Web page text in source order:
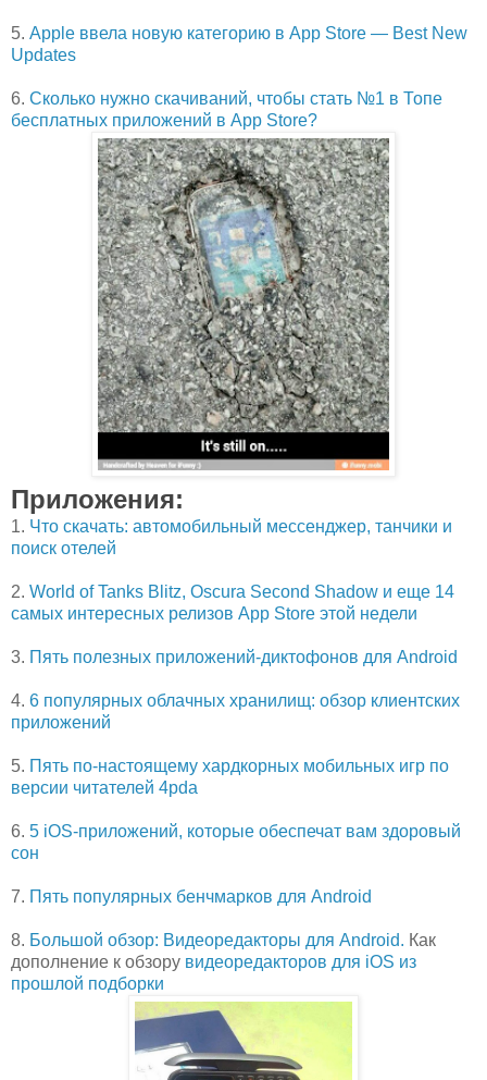
5. Apple ввела новую категорию в App Store — Best New
Updates
6. Сколько нужно скачиваний, чтобы стать №1 в Топе
бесплатных приложений в App Store?
Приложения:
1. Что скачать: автомобильный мессенджер, танчики и
поиск отелей
2. World of Tanks Blitz, Oscura Second Shadow и еще 14
самых интересных релизов App Store этой недели
3. Пять полезных приложений-диктофонов для Android
4. 6 популярных облачных хранилищ: обзор клиентских
приложений
5. Пять по-настоящему хардкорных мобильных игр по
версии читателей 4pda
6. 5 iOS-приложений, которые обеспечат вам здоровый
сон
7. Пять популярных бенчмарков для Android
8. Большой обзор: Видеоредакторы для Android. Как
дополнение к обзору видеоредакторов для iOS из
прошлой подборки